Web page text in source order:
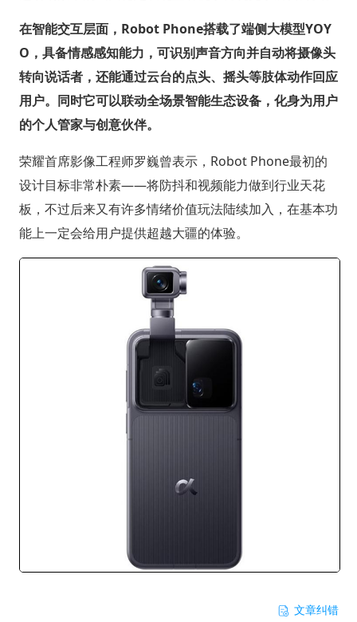
在智能交互层面，Robot Phone搭载了端侧大模型YOY
O，具备情感感知能力，可识别声音方向并自动将摄像头
转向说话者，还能通过云台的点头、摇头等肢体动作回应
用户。同时它可以联动全场景智能生态设备，化身为用户
的个人管家与创意伙伴。
荣耀首席影像工程师罗巍曾表示，Robot Phone最初的
设计目标非常朴素——将防抖和视频能力做到行业天花
板，不过后来又有许多情绪价值玩法陆续加入，在基本功
能上一定会给用户提供超越大疆的体验。
文章纠错